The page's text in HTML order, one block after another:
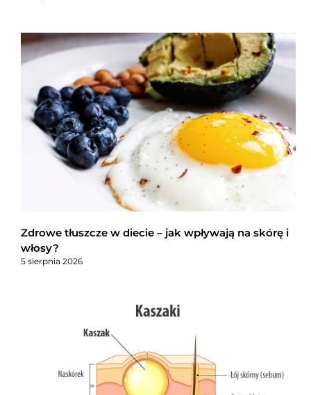
Zdrowe tłuszcze w diecie – jak wpływają na skórę i
włosy?
5 sierpnia 2026